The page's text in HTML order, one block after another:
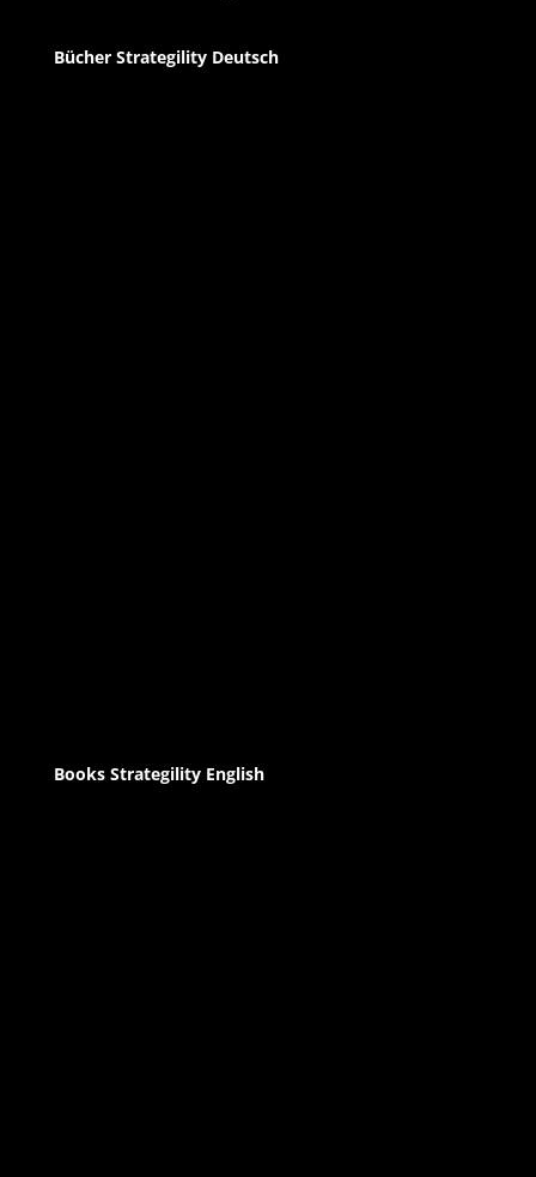
Bücher Strategility Deutsch
Books Strategility English